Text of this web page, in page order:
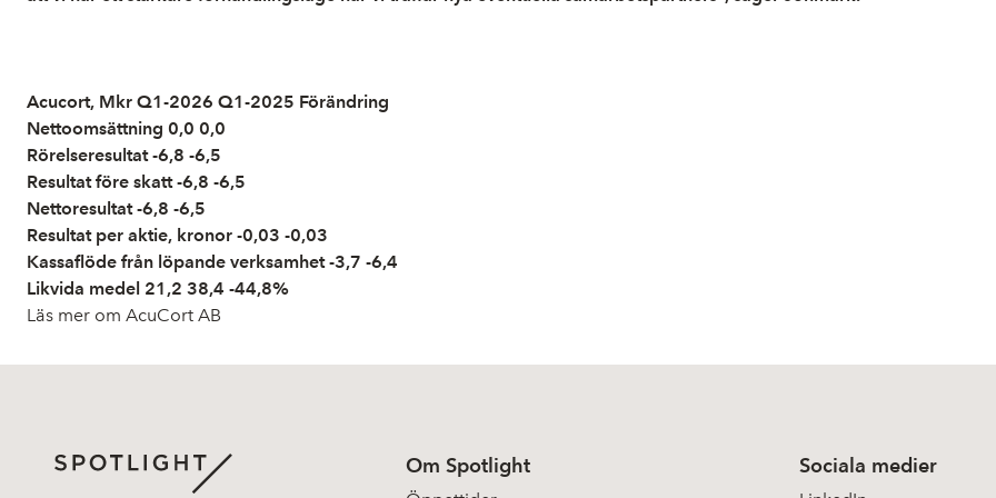
Acucort, Mkr Q1-2026 Q1-2025 Förändring
Nettoomsättning 0,0 0,0
Rörelseresultat -6,8 -6,5
Resultat före skatt -6,8 -6,5
Nettoresultat -6,8 -6,5
Resultat per aktie, kronor -0,03 -0,03
Kassaflöde från löpande verksamhet -3,7 -6,4
Likvida medel 21,2 38,4 -44,8%
Läs mer om AcuCort AB
Om Spotlight Sociala medier